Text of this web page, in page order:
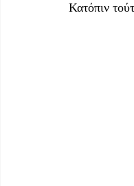
Κατόπιν